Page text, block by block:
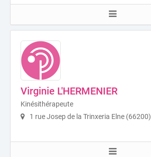
Virginie L'HERMENIER
Kinésithérapeute
1 rue Josep de la Trinxeria Elne (66200)